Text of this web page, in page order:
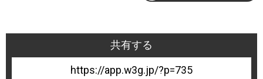
共有する
735